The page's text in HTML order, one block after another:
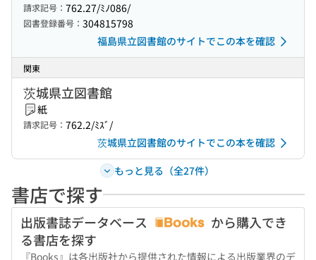
請求記号： 762.27/ﾐﾉ086/
図書登録番号： 304815798
福島県立図書館のサイトでこの本を確認
関東
茨城県立図書館
紙
請求記号： 762.2/ﾐｽﾞ/
茨城県立図書館のサイトでこの本を確認
もっと見る（全27件）
書店で探す
出版書誌データベース
から購入でき
る書店を探す
『Books』は各出版社から提供された情報による出版業界のデ